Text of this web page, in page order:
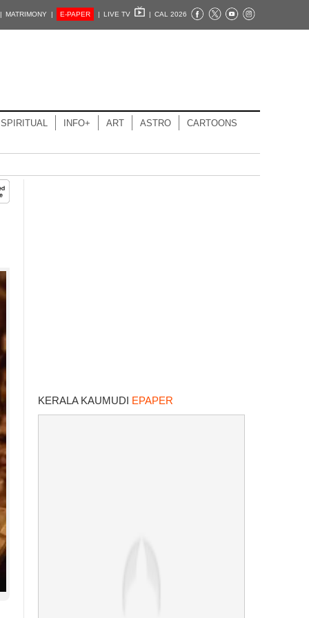
MATRIMONY | E-PAPER | LIVE TV | CAL 2026
SPIRITUAL INFO+ ART ASTRO CARTOONS
KERALA KAUMUDI EPAPER